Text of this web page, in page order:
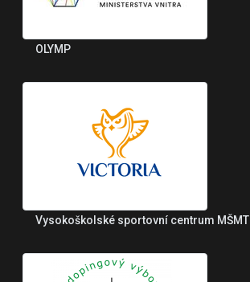
OLYMP
Vysokoškolské sportovní centrum MŠMT